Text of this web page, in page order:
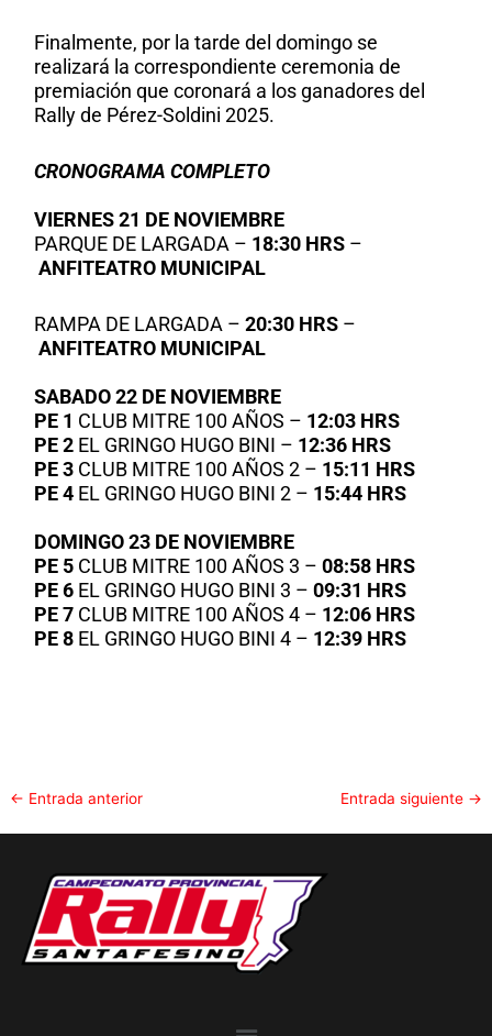
Finalmente, por la tarde del domingo se
realizará la correspondiente ceremonia de
premiación que coronará a los ganadores del
Rally de Pérez-Soldini 2025.
CRONOGRAMA COMPLETO
VIERNES 21 DE NOVIEMBRE
PARQUE DE LARGADA – 18:30 HRS –
ANFITEATRO MUNICIPAL
RAMPA DE LARGADA –20:30 HRS –
ANFITEATRO MUNICIPAL
SABADO 22 DE NOVIEMBRE
PE 1 CLUB MITRE 100 AÑOS – 12:03 HRS
PE 2 EL GRINGO HUGO BINI – 12:36 HRS
PE 3 CLUB MITRE 100 AÑOS 2 – 15:11 HRS
PE 4 EL GRINGO HUGO BINI 2 – 15:44 HRS
DOMINGO 23 DE NOVIEMBRE
PE 5 CLUB MITRE 100 AÑOS 3 –08:58 HRS
PE 6 EL GRINGO HUGO BINI 3 –09:31 HRS
PE 7 CLUB MITRE 100 AÑOS 4 – 12:06 HRS
PE 8 EL GRINGO HUGO BINI 4 – 12:39 HRS
← Entrada anterior Entrada siguiente →